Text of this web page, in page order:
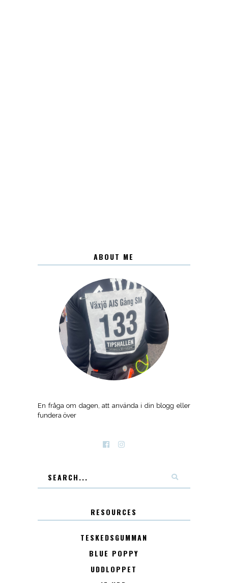
ABOUT ME
En fråga om dagen, att använda i din blogg eller
fundera över
RESOURCES
TESKEDSGUMMAN
BLUE POPPY
UDDLOPPET